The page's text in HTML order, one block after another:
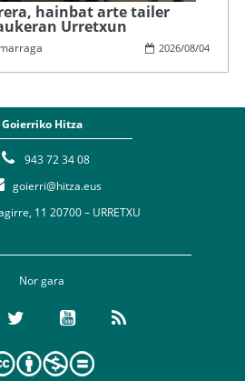
hainbat arte tailer
Urretxun
2026/08/04
Goierriko Hitza
943 72 34 08
goierri@hitza.eus
11 20700 – URRETXU
Nor gara